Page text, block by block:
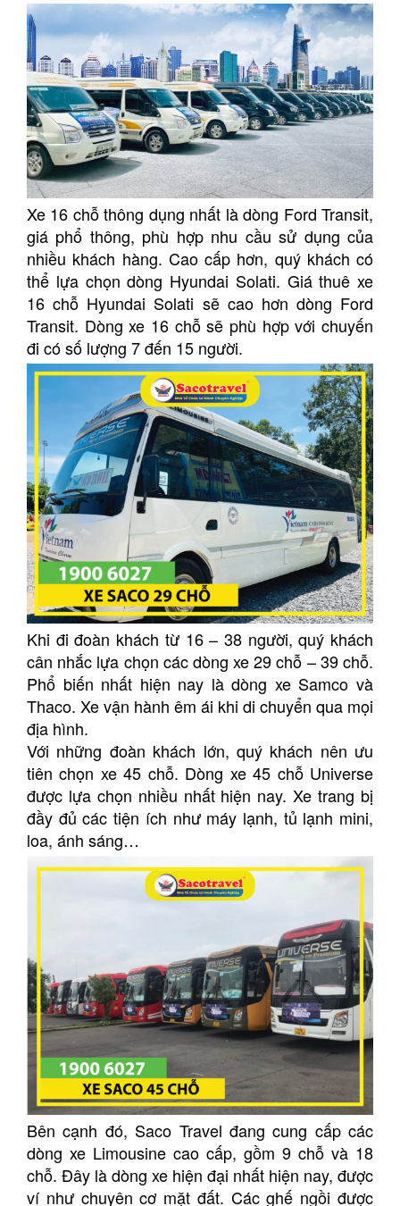
Xe 16 chỗ thông dụng nhất là dòng Ford Transit,
giá phổ thông, phù hợp nhu cầu sử dụng của
nhiều khách hàng. Cao cấp hơn, quý khách có
thể lựa chọn dòng Hyundai Solati. Giá thuê xe
16 chỗ Hyundai Solati sẽ cao hơn dòng Ford
Transit. Dòng xe 16 chỗ sẽ phù hợp với chuyến
đi có số lượng 7 đến 15 người.
Khi đi đoàn khách từ 16 – 38 người, quý khách
cân nhắc lựa chọn các dòng xe 29 chỗ – 39 chỗ.
Phổ biến nhất hiện nay là dòng xe Samco và
Thaco. Xe vận hành êm ái khi di chuyển qua mọi
địa hình.
Với những đoàn khách lớn, quý khách nên ưu
tiên chọn xe 45 chỗ. Dòng xe 45 chỗ Universe
được lựa chọn nhiều nhất hiện nay. Xe trang bị
đầy đủ các tiện ích như máy lạnh, tủ lạnh mini,
loa, ánh sáng…
Bên cạnh đó, Saco Travel đang cung cấp các
dòng xe Limousine cao cấp, gồm 9 chỗ và 18
chỗ. Đây là dòng xe hiện đại nhất hiện nay, được
ví như chuyên cơ mặt đất. Các ghế ngồi được